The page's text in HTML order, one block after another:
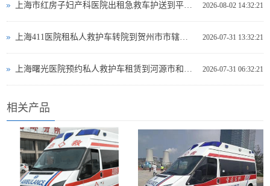
2026-08-02 14:32:21
2026-07-31 13:32:21
2026-07-31 06:32:21
相关产品